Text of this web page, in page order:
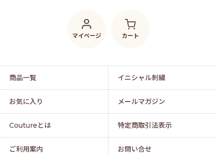
マイページ カート
商品一覧 イニシャル刺繍
お気に入り メールマガジン
Coutureとは 特定商取引法表示
ご利用案内 お問い合せ